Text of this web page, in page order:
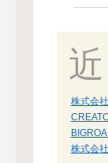
株式会
株式会